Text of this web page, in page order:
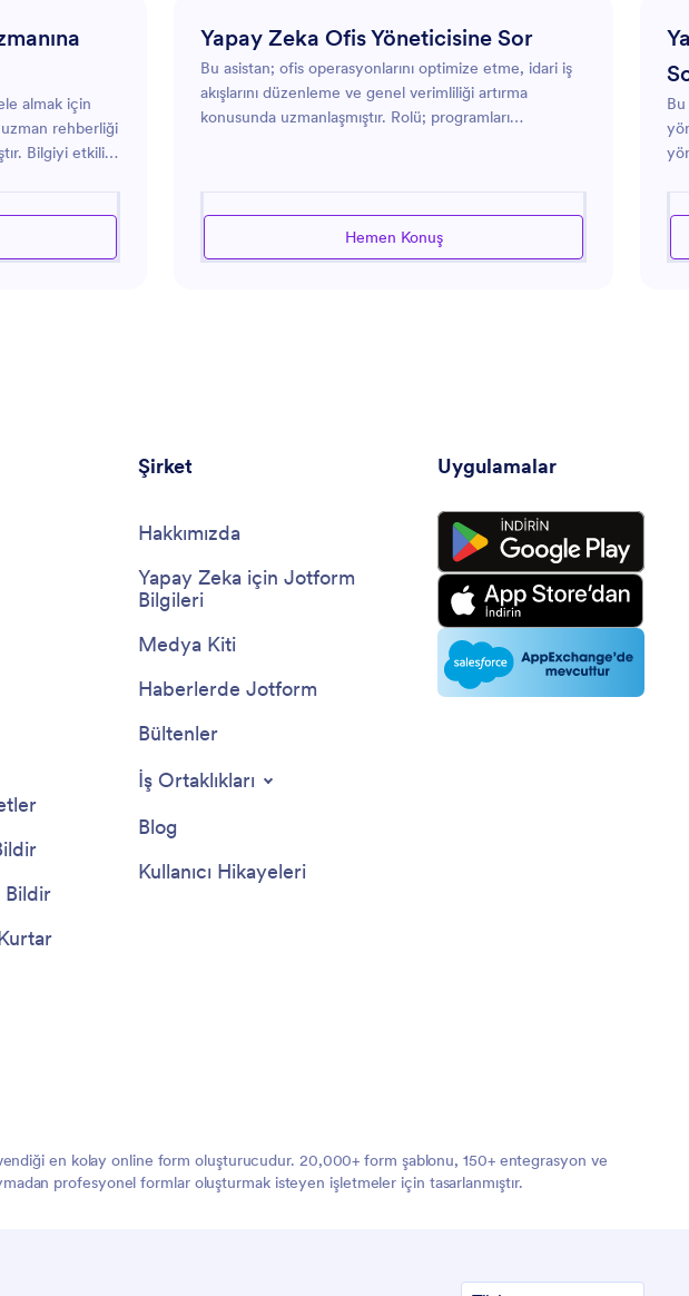
almak için
rehberliği
Bilgiyi etkili
veya
fark etmez,
Yapay Zeka Ofis Yöneticisine Sor
Bu asistan; ofis operasyonlarını optimize etme, idari iş
akışlarını düzenleme ve genel verimliliği artırma
konusunda uzmanlaşmıştır. Rolü; programları
yönetilmesine kadar, ofisin idari yüklerini azaltmayı ve
iş akışı süreçlerini iyileştirmeyi amaçlamaktadır. İster
randevu ayarlama ister iletişim belgeleri hazırlama
Hemen Konuş
Bildir
Şirket
Hakkımızda
Yapay Zeka için Jotform
Bilgileri
Medya Kiti
Haberlerde Jotform
Bültenler
İş Ortaklıkları
Blog
Kullanıcı Hikayeleri
Uygulamalar
en kolay online form oluşturucudur. 20,000+ form şablonu, 150+ entegrasyon ve
profesyonel formlar oluşturmak isteyen işletmeler için tasarlanmıştır.